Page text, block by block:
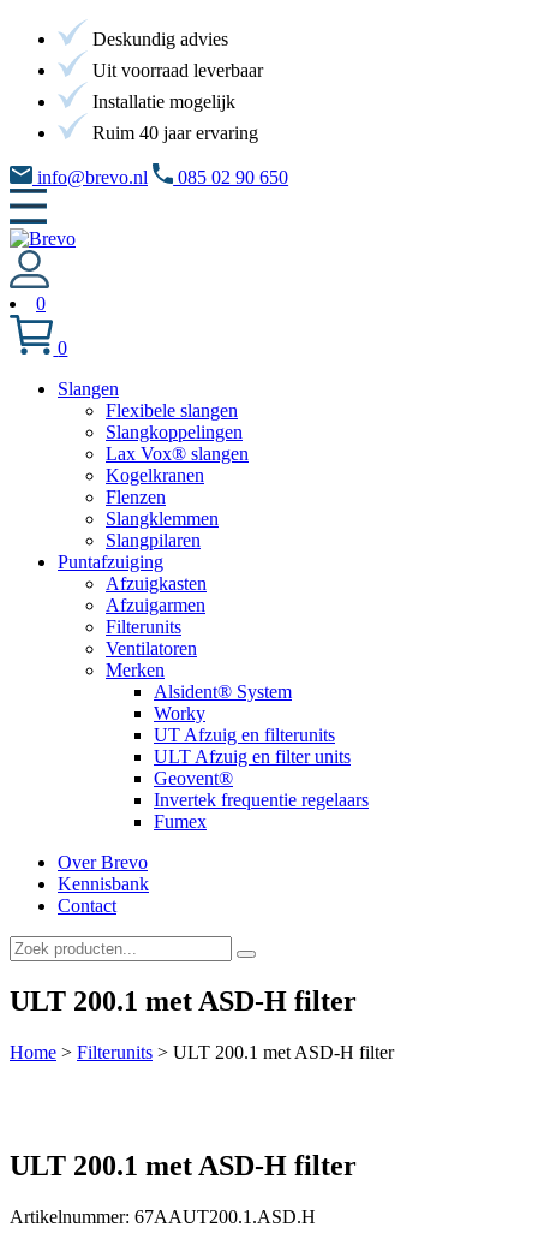
Deskundig advies
Uit voorraad leverbaar
Installatie mogelijk
Ruim 40 jaar ervaring
info@brevo.nl 085 02 90 650
0
0
Slangen
Flexibele slangen
Slangkoppelingen
Lax Vox® slangen
Kogelkranen
Flenzen
Slangklemmen
Slangpilaren
Puntafzuiging
Afzuigkasten
Afzuigarmen
Filterunits
Ventilatoren
Merken
Alsident® System
Worky
UT Afzuig en filterunits
ULT Afzuig en filter units
Geovent®
Invertek frequentie regelaars
Fumex
Over Brevo
Kennisbank
Contact
ULT 200.1 met ASD-H filter
Home > Filterunits > ULT 200.1 met ASD-H filter
ULT 200.1 met ASD-H filter
Artikelnummer: 67AAUT200.1.ASD.H